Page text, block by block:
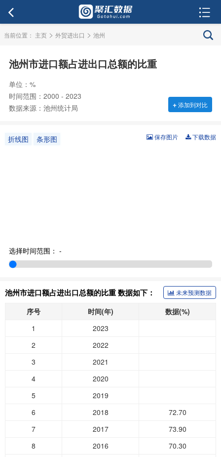
当前位置： 主页 > 外贸进出口 > 池州
池州市进口额占进出口总额的比重
单位：%
时间范围：2000 - 2023
数据来源：池州统计局
+添加到对比
折线图 条形图 下载数据
保存图片
选择时间范围： -
池州市进口额占进出口总额的比重 数据如下： 未来预测数据
序号 时间(年)
数据(%)
1
2023
2
2022
3
2021
4
2020
5
2019
6
2018
72.70
7
2017
73.90
8
2016
70.30